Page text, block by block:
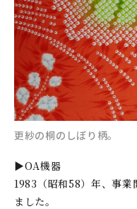
更紗の桐のしぼり柄。
▶OA機器
1983（昭和58）年、事
ました。